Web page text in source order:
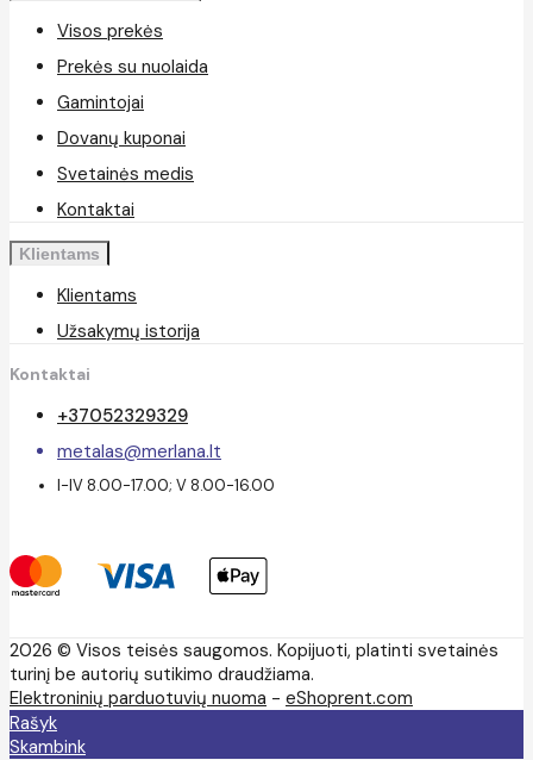
Visos prekės
Prekės su nuolaida
Gamintojai
Dovanų kuponai
Svetainės medis
Kontaktai
Klientams
Klientams
Užsakymų istorija
Kontaktai
+37052329329
metalas@merlana.lt
I-IV 8.00-17.00; V 8.00-16.00
2026 © Visos teisės saugomos. Kopijuoti, platinti svetainės
turinį be autorių sutikimo draudžiama.
Elektroninių parduotuvių nuoma - eShoprent.com
Rašyk
Skambink